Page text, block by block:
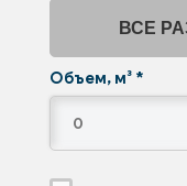
ВСЕ
Объем, м³ *